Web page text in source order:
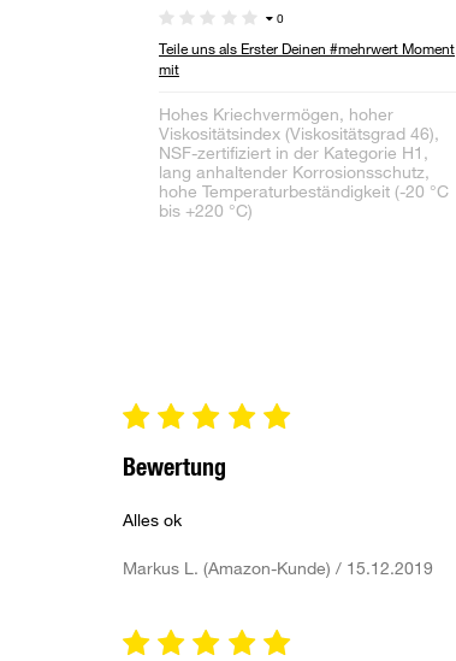
0
Teile uns als Erster Deinen #mehrwert Moment
mit
Hohes Kriechvermögen, hoher
Viskositätsindex (Viskositätsgrad 46),
NSF-zertifiziert in der Kategorie H1,
lang anhaltender Korrosionsschutz,
hohe Temperaturbeständigkeit (-20 °C
bis +220 °C)
Bewertung
Alles ok
Markus L. (Amazon-Kunde) / 15.12.2019